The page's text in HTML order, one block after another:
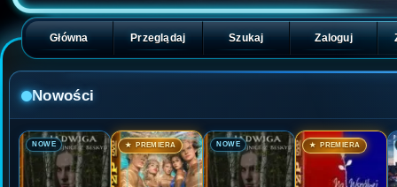
Główna Przeglądaj Szukaj Zaloguj
Nowości
🎬NOWE 🎬★ PREMIERA 🎬NOWE 🎬★ PREMIERA